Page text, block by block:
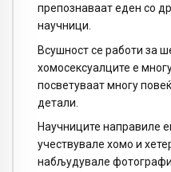
препознаваат еден со
научници.
Всушност се работи за
хомосексуалците е
посветуваат многу
детали.
Научниците направиле
учествувале хомо и
набљудувале